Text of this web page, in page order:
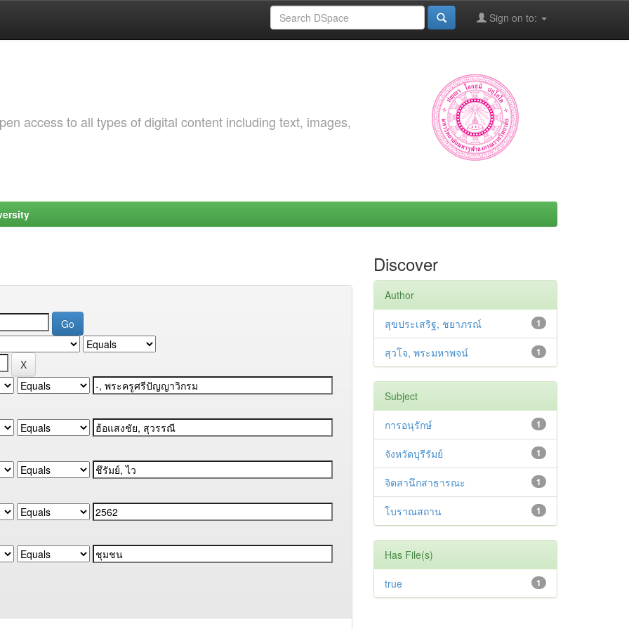
Sign on to:
access to all types of digital content including text, images,
Discover
Author
1
สุขประเสริฐ, ชยาภรณ์
1
สุวโจ, พระมหาพจน์
Subject
1
การอนุรักษ์
1
จังหวัดบุรีรัมย์
1
จิตสานึกสาธารณะ
1
โบราณสถาน
Has File(s)
1
true